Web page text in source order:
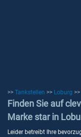
>> Tankstellen >> Loburg >>
Finden Sie auf
Marke star in
Leider betreibt Ihre